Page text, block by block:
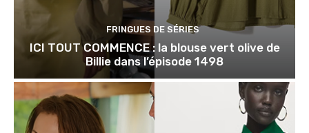
FRINGUES DE SÉRIES
ICI TOUT COMMENCE : la blouse vert olive de
Billie dans l’épisode 1498